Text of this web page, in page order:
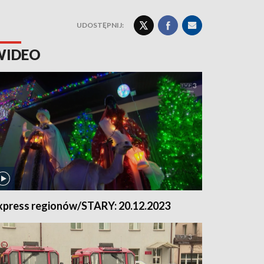
UDOSTĘPNIJ:
regionów/STARY: 20.12.2023